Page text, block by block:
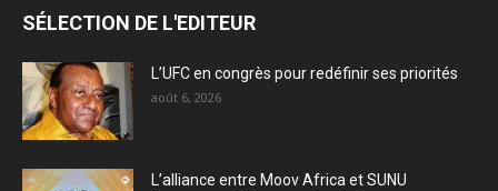
SÉLECTION DE L'EDITEUR
L’UFC en congrès pour redéfinir ses priorités
août 6, 2026
L’alliance entre Moov Africa et SUNU